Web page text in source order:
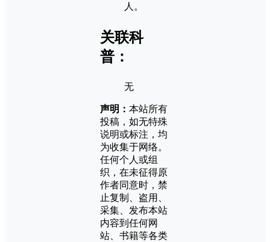
人。
关联科
普：
无
声明： 本站所有
投稿，如无特殊
说明或标注，均
为收集于网络。
任何个人或组
织，在未征得原
作者同意时，禁
止复制、盗用、
采集、发布本站
内容到任何网
站、书籍等各类